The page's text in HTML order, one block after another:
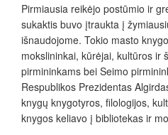
Pirmiausia reikėjo postūmio ir
sukaktis buvo įtraukta į
išnaudojome. Tokio masto
mokslininkai, kūrėjai, kultūros ir
pirmininkams bei Seimo
Respublikos Prezidentas
knygų knygotyros, filologijos,
knygos keliavo į bibliotekas ir